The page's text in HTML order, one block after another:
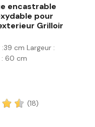
encastrable
pour
Grilloir
cm Largeur :
60 cm
(18)